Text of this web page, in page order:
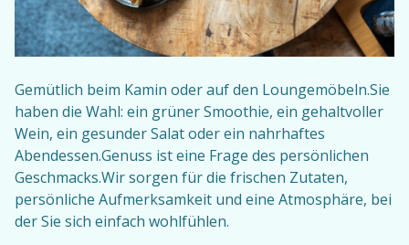
Gemütlich beim Kamin oder auf den Loungemöbeln.Sie
haben die Wahl: ein grüner Smoothie, ein gehaltvoller
Wein, ein gesunder Salat oder ein nahrhaftes
Abendessen.Genuss ist eine Frage des persönlichen
Geschmacks.Wir sorgen für die frischen Zutaten,
persönliche Aufmerksamkeit und eine Atmosphäre, bei
der Sie sich einfach wohlfühlen.